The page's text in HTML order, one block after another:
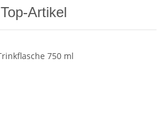
Top-Artikel